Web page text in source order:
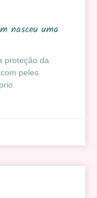
nasceu uma
proteção da
peles